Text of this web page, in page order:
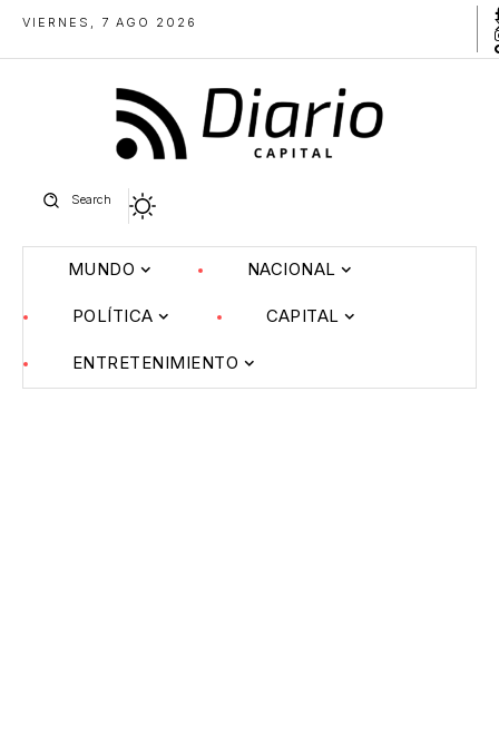
VIERNES, 7 AGO 2026
Search
MUNDO NACIONAL
POLÍTICA CAPITAL
ENTRETENIMIENTO